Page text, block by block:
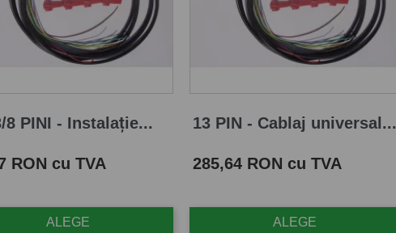
8 PINI - Instalație...
RON cu TVA
ALEGE
13 PIN - Cablaj universal...
Pret
285,64 RON cu TVA
ALEGE